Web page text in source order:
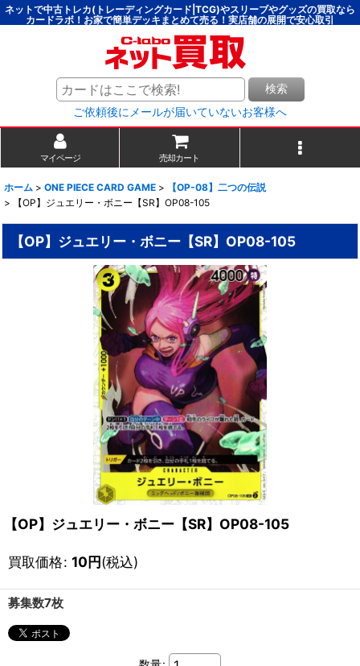
ネットで中古トレカ(トレーディングカード|TCG)やスリーブやグッズの買取なら
カードラボ！お家で簡単デッキまとめて売る！実店舗の展開で安心取引
検索
ご依頼後にメールが届いていないお客様へ
マイページ 売却カート
ホーム > ONE PIECE CARD GAME >
【OP-08】二つの伝説
>
【OP】ジュエリー・ボニー【SR】OP08-105
【OP】ジュエリー・ボニー【SR】OP08-105
【OP】ジュエリー・ボニー【SR】OP08-105
買取価格: 10円(税込)
募集数7枚